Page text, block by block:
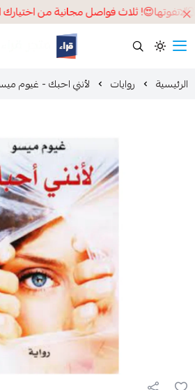
ثلاث فواصل مجانية من اختيارك
قراء
روايات لأنني احبك - غيوم ميسو